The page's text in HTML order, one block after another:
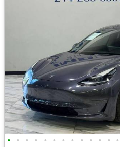
• • • • • • • • • • • • •